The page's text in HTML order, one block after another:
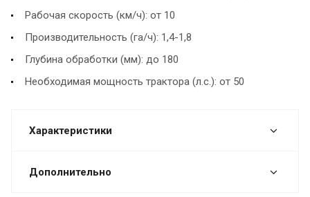
Рабочая скорость (км/ч): от 10
Производительность (га/ч): 1,4-1,8
Глубина обработки (мм): до 180
Необходимая мощность трактора (л.с.): от 50
Характеристики
Дополнительно